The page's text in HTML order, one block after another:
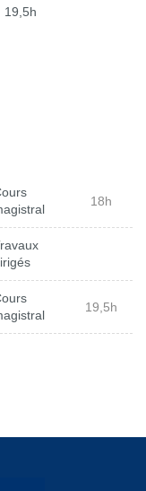
19,5h
18h
19,5h